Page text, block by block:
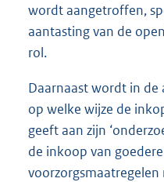
wordt aangetroffen,
aantasting van de
rol.
Daarnaast wordt in
op welke wijze de
geeft aan zijn
de inkoop van